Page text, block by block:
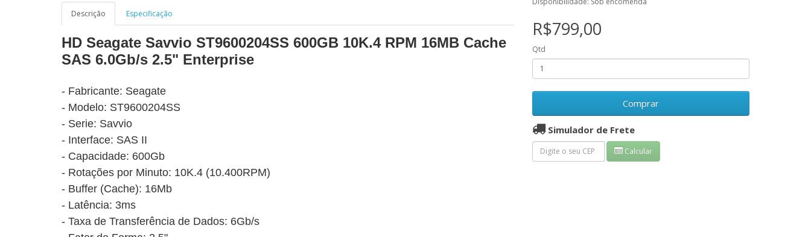
Descrição Especificação
HD Seagate Savvio ST9600204SS 600GB 10K.4 RPM 16MB Cache
SAS 6.0Gb/s 2.5" Enterprise
- Fabricante: Seagate
- Modelo: ST9600204SS
- Serie: Savvio
- Interface: SAS II
- Capacidade: 600Gb
- Rotações por Minuto: 10K.4 (10.400RPM)
- Buffer (Cache): 16Mb
- Latência: 3ms
- Taxa de Transferência de Dados: 6Gb/s
R$799,00
Qtd
Comprar
Simulador de Frete
Calcular